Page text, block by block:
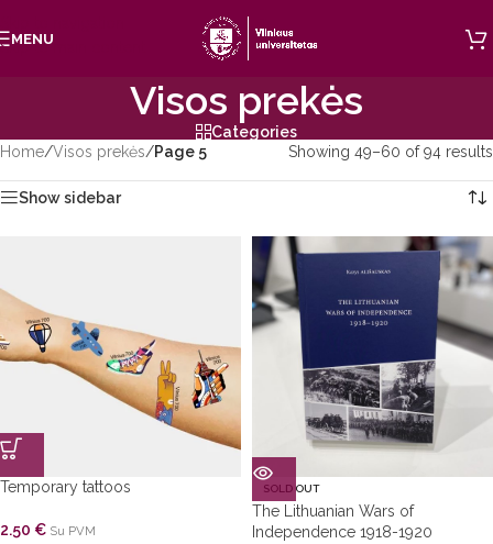
Skip to main content
MENU
Visos prekės
Categories
Home/Visos prekės/Page 5 Showing 49–60 of 94 results
Show sidebar
Temporary tattoos
2.50 € Su PVM
SOLD OUT
The Lithuanian Wars of
Independence 1918-1920